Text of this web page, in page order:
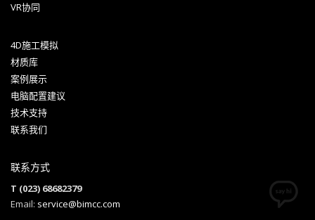
VR协同
4D施工模拟
材质库
案例展示
电脑配置建议
技术支持
联系我们
联系方式
T (023) 68682379
Email: service@bimcc.com